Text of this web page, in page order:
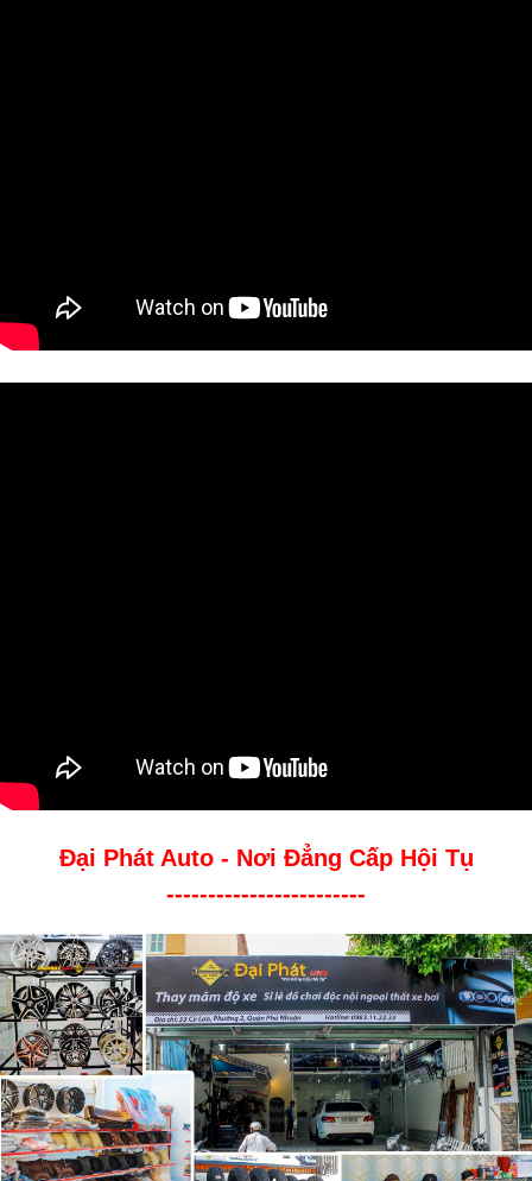
Đại Phát Auto - Nơi Đẳng Cấp Hội Tụ
------------------------